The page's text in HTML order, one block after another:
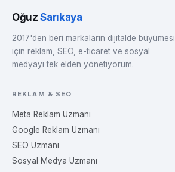
OğuzSarıkaya
2017'den beri markaların dijitalde büyümesi
için reklam, SEO, e-ticaret ve sosyal
medyayı tek elden yönetiyorum.
REKLAM & SEO
Meta Reklam Uzmanı
Google Reklam Uzmanı
SEO Uzmanı
Sosyal Medya Uzmanı